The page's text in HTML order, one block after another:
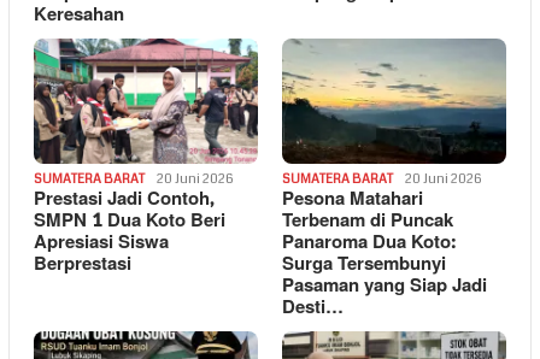
Keresahan
SUMATERA BARAT 20 Juni 2026
Prestasi Jadi Contoh,
SMPN 1 Dua Koto Beri
Apresiasi Siswa
Berprestasi
SUMATERA BARAT 20 Juni 2026
Pesona Matahari
Terbenam di Puncak
Panaroma Dua Koto:
Surga Tersembunyi
Pasaman yang Siap Jadi
Desti…